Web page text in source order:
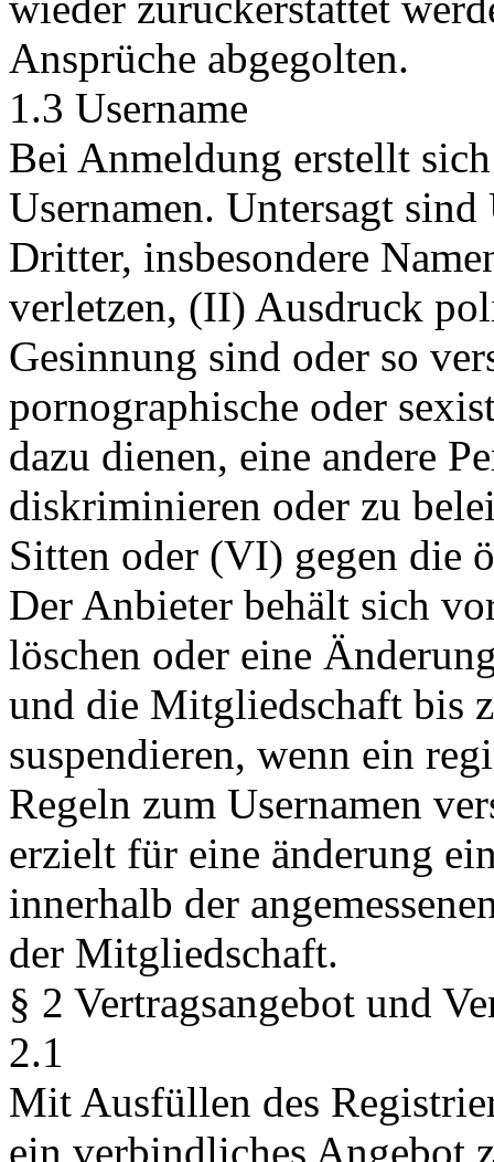
Ansprüche abgegolten.
1.3 Username
Bei Anmeldung erstellt
Usernamen. Untersagt
Dritter, insbesondere
verletzen, (II) Ausdruck
Gesinnung sind oder so
pornographische oder
dazu dienen, eine andere
diskriminieren oder zu
Sitten oder (VI) gegen die
Der Anbieter behält sich
löschen oder eine
und die Mitgliedschaft bis
suspendieren, wenn ein
Regeln zum Usernamen
erzielt für eine änderung
innerhalb der
der Mitgliedschaft.
§ 2 Vertragsangebot und
2.1
Mit Ausfüllen des
ein verbindliches Angebot